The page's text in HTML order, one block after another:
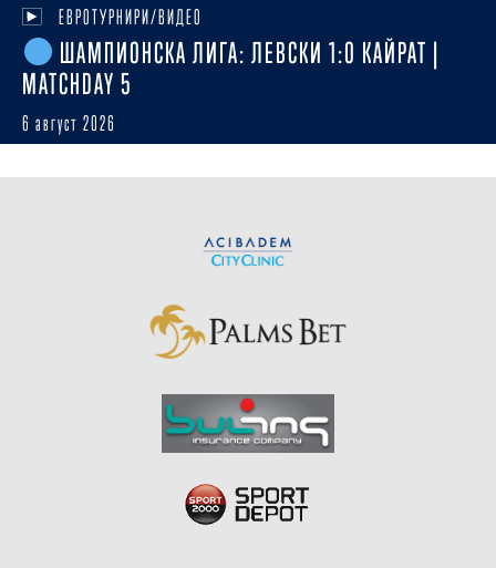
ЕВРОТУРНИРИ/ВИДЕО
ШАМПИОНСКА ЛИГА: ЛЕВСКИ 1:0 КАЙРАТ |
MATCHDAY 5
6 август 2026